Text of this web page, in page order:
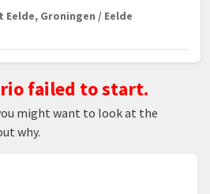
Groningen / Eelde
failed to start.
might want to look at the
why.